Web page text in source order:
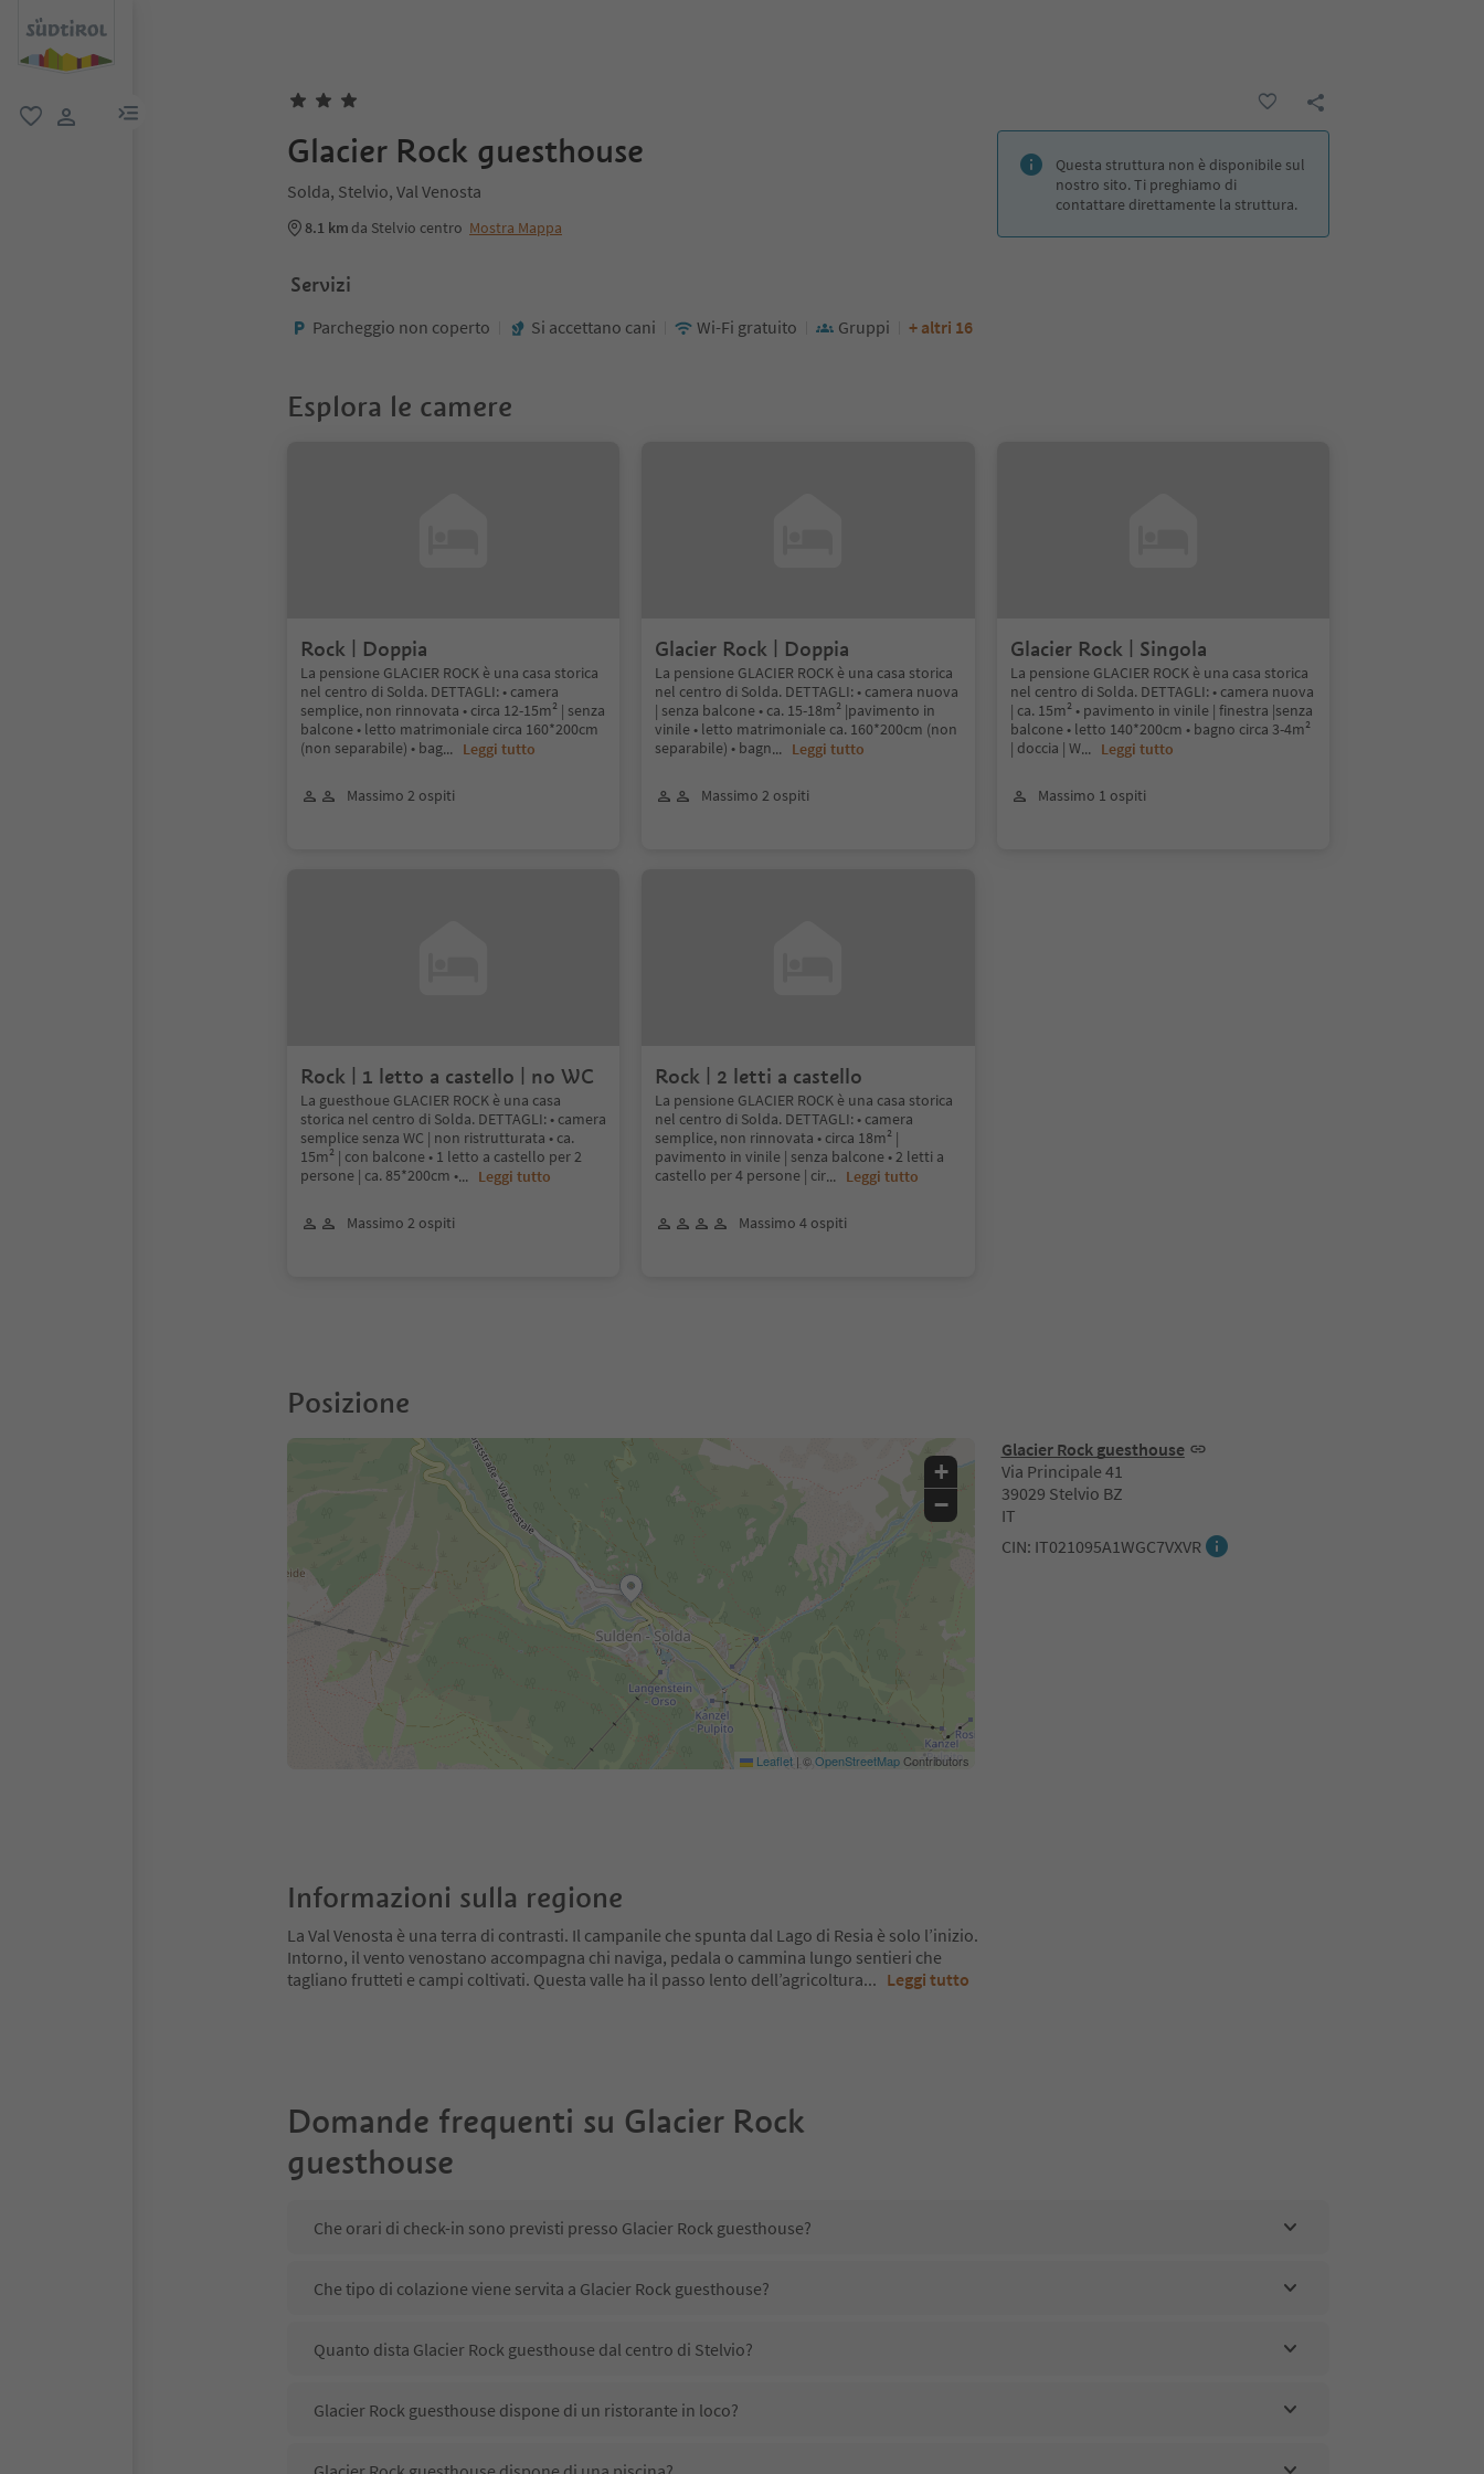
menu link
Glacier Rock guesthouse
Solda, Stelvio, Val Venosta
8.1 km da Stelvio centro Mostra Mappa
Questa struttura non è disponibile sul
nostro sito. Ti preghiamo di
contattare direttamente la struttura.
Servizi
Parcheggio non coperto Si accettano cani Wi-Fi gratuito Gruppi + altri 16
Esplora le camere
Rock | Doppia
La pensione GLACIER ROCK è una casa storica
nel centro di Solda. DETTAGLI: • camera
semplice, non rinnovata • circa 12-15m² | senza
balcone • letto matrimoniale circa 160*200cm
(non separabile) • bag... Leggi tutto
Massimo 2 ospiti
Glacier Rock | Doppia
La pensione GLACIER ROCK è una casa storica
nel centro di Solda. DETTAGLI: • camera nuova
| senza balcone • ca. 15-18m² |pavimento in
vinile • letto matrimoniale ca. 160*200cm (non
separabile) • bagn... Leggi tutto
Massimo 2 ospiti
Glacier Rock | Singola
La pensione GLACIER ROCK è una casa storica
nel centro di Solda. DETTAGLI: • camera nuova
| ca. 15m² • pavimento in vinile | finestra |senza
balcone • letto 140*200cm • bagno circa 3-4m²
| doccia | W... Leggi tutto
Massimo 1 ospiti
Rock | 1 letto a castello | no WC
La guesthoue GLACIER ROCK è una casa
storica nel centro di Solda. DETTAGLI: • camera
semplice senza WC | non ristrutturata • ca.
15m² | con balcone • 1 letto a castello per 2
persone | ca. 85*200cm •... Leggi tutto
Massimo 2 ospiti
Rock | 2 letti a castello
La pensione GLACIER ROCK è una casa storica
nel centro di Solda. DETTAGLI: • camera
semplice, non rinnovata • circa 18m² |
pavimento in vinile | senza balcone • 2 letti a
castello per 4 persone | cir... Leggi tutto
Massimo 4 ospiti
Posizione
Glacier Rock guesthouse
Via Principale 41
39029 Stelvio BZ
IT
CIN: IT021095A1WGC7VXVR
+
−
Leaflet | ©OpenStreetMapContributors
Informazioni sulla regione
La Val Venosta è una terra di contrasti. Il campanile che spunta dal Lago di Resia è solo l’inizio.
Intorno, il vento venostano accompagna chi naviga, pedala o cammina lungo sentieri che
tagliano frutteti e campi coltivati. Questa valle ha il passo lento dell’agricoltura... Leggi tutto
Domande frequenti su Glacier Rock
guesthouse
Che orari di check-in sono previsti presso Glacier Rock guesthouse?
Che tipo di colazione viene servita a Glacier Rock guesthouse?
Quanto dista Glacier Rock guesthouse dal centro di Stelvio?
Glacier Rock guesthouse dispone di un ristorante in loco?